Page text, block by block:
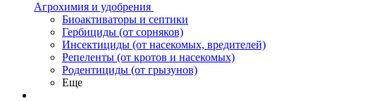
Агрохимия и удобрения
Биоактиваторы и септики
Гербициды (от сорняков)
Инсектициды (от насекомых, вредителей)
Репеленты (от кротов и насекомых)
Родентициды (от грызунов)
Еще